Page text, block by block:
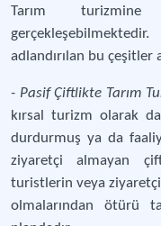
Tarım
adlandırılan bu çeşitler
- Pasif Çiftlikte Tarım
kırsal turizm olarak
durdurmuş ya da
ziyaretçi almayan
turistlerin veya
olmalarından ötürü